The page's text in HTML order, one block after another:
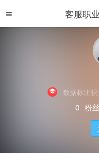
客服职
数据标注
0 粉丝